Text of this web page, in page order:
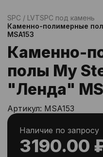
SPC / LVTSPC под камень
Каменно-полимерные
MSA153
Каменно-
полы My
"Ленда"
Артикул: MSA153
3190.00
Наличие по запросу